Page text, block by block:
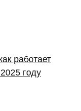
работает
году